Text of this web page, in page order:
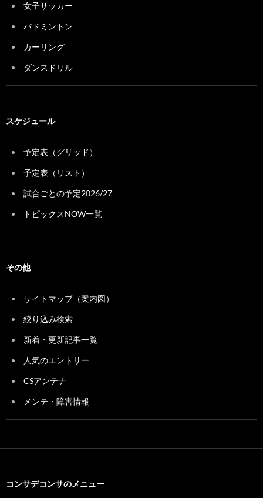
女子サッカー
バドミントン
カーリング
ダンスドリル
スケジュール
予定表（グリッド）
予定表（リスト）
試合ごとの予定2026/27
トピックスNOW一覧
その他
サイトマップ（案内図）
絞り込み検索
新着・更新記事一覧
人気のエントリー
CSアンテナ
メンテ・障害情報
コンサデコンサのメニュー